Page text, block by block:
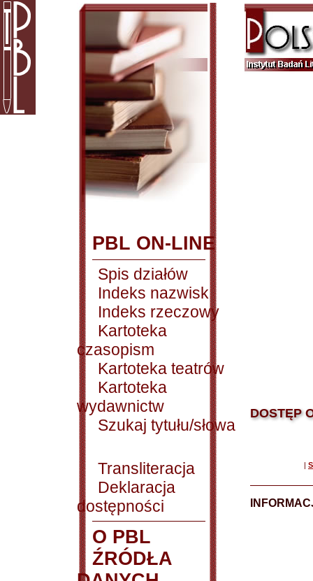
PBL ON-LINE
Spis działów
Indeks nazwisk
Indeks rzeczowy
Kartoteka
czasopism
Kartoteka teatrów
Kartoteka
wydawnictw
Szukaj tytułu/słowa
Transliteracja
Deklaracja
dostępności
O PBL
ŹRÓDŁA
DOSTĘP
|